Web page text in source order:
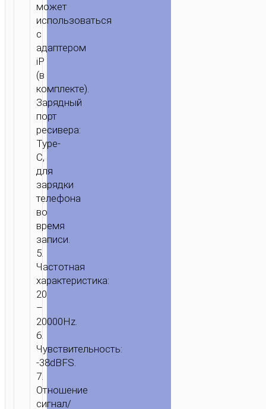
ГЛАВНАЯ / ЗВУК /
МИКРОФОНЫ
ЗАРЯДНЫМ
может
использоваться
с
адаптером
iP
(в
комплекте).
Зарядный
порт
ресивера:
Type-
C,
для
зарядки
телефона
во
время
записи.
5.
Частотная
характеристика:
20
–
20000Hz.
6.
Чувствительность:
-38dBFS.
7.
Отношение
сигнал/